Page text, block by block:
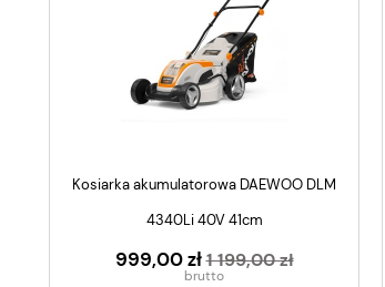
Kosiarka akumulatorowa DAEWOO DLM
4340Li 40V 41cm
999,00 zł1 199,00 zł